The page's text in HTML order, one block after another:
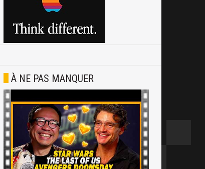
À NE PAS MANQUER